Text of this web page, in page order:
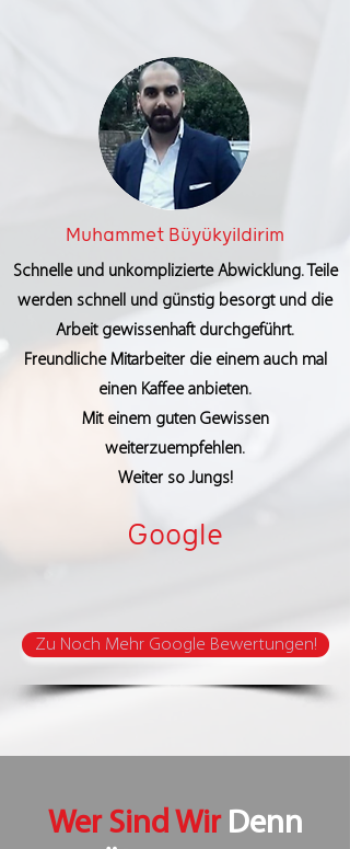
Muhammet Büyükyildirim
Schnelle und unkomplizierte Abwicklung. Teile
werden schnell und günstig besorgt und die
Arbeit gewissenhaft durchgeführt.
Freundliche Mitarbeiter die einem auch mal
einen Kaffee anbieten.
Mit einem guten Gewissen
weiterzuempfehlen.
Weiter so Jungs!
Google
Zu Noch Mehr Google Bewertungen!
Wer Sind WirDenn